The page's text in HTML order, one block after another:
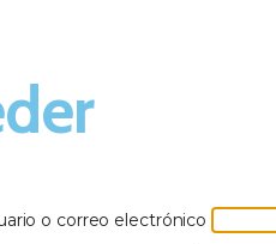
o correo electrónico